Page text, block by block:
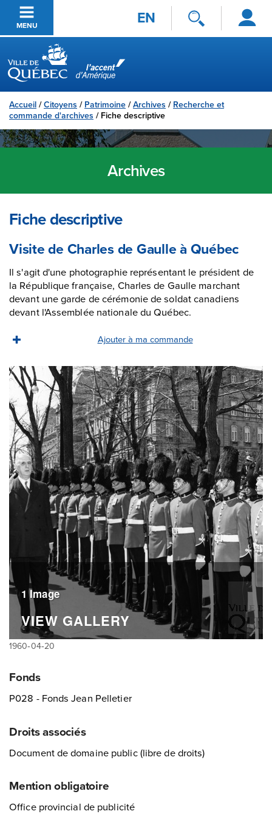
Passer au contenu principal
MENU EN
Se
connecter
Ville de Québec
Accueil /Citoyens / Patrimoine /Archives / Recherche et
commande d'archives / Fiche descriptive
Archives
Fiche descriptive
Visite de Charles de Gaulle à Québec
Il s'agit d'une photographie représentant le président de
la République française, Charles de Gaulle marchant
devant une garde de cérémonie de soldat canadiens
devant l'Assemblée nationale du Québec.
1 Image
VIEW GALLERY
1960‑04‑20
Fonds
P028 - Fonds Jean Pelletier
Droits associés
Document de domaine public (libre de droits)
Mention obligatoire
Office provincial de publicité